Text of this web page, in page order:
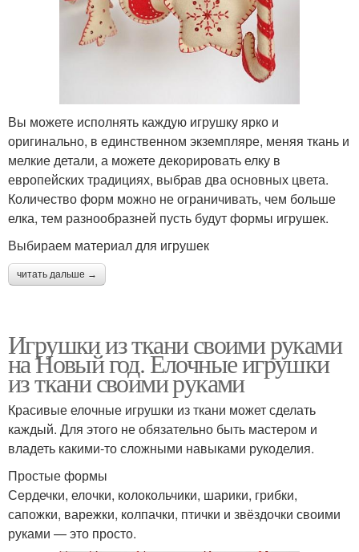
Вы можете исполнять каждую игрушку ярко и
оригинально, в единственном экземпляре, меняя ткань и
мелкие детали, а можете декорировать елку в
европейских традициях, выбрав два основных цвета.
Количество форм можно не ограничивать, чем больше
елка, тем разнообразней пусть будут формы игрушек.
Выбираем материал для игрушек
читать дальше →
Игрушки из ткани своими руками
на Новый год. Елочные игрушки
из ткани своими руками
Красивые елочные игрушки из ткани может сделать
каждый. Для этого не обязательно быть мастером и
владеть какими-то сложными навыками рукоделия.
Простые формы
Сердечки, елочки, колокольчики, шарики, грибки,
сапожки, варежки, колпачки, птички и звёздочки своими
руками — это просто.